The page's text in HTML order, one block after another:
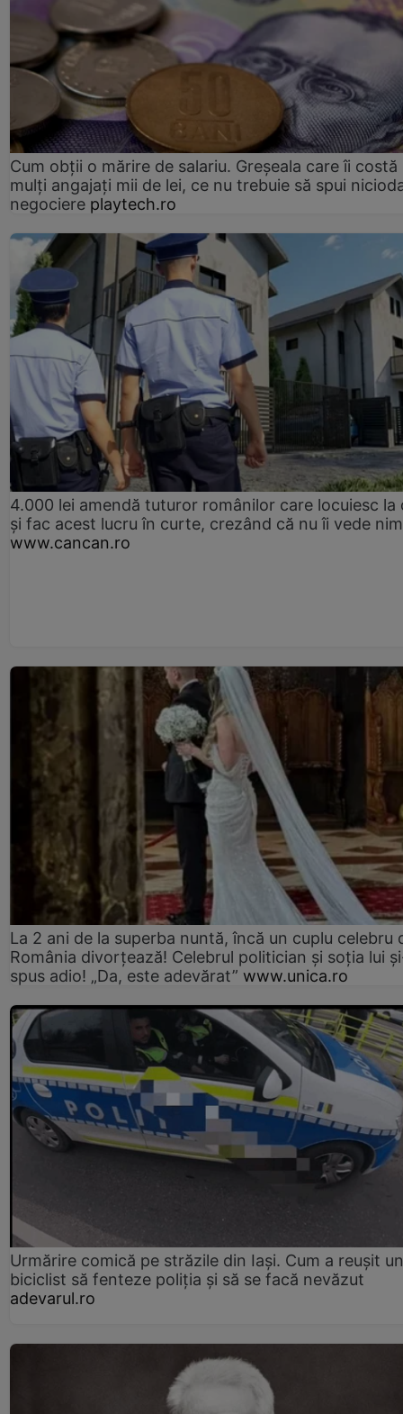
Cum obții o mărire de salariu. Greșeala care îi costă
mulți angajați mii de lei, ce nu trebuie să spui
negociere playtech.ro
4.000 lei amendă tuturor românilor care locuiesc la
și fac acest lucru în curte, crezând că nu îi vede
www.cancan.ro
La 2 ani de la superba nuntă, încă un cuplu celebru
România divorțează! Celebrul politician și soția lui
spus adio! „Da, este adevărat” www.unica.ro
Urmărire comică pe străzile din Iași. Cum a reușit un
biciclist să fenteze poliția și să se facă nevăzut
adevarul.ro